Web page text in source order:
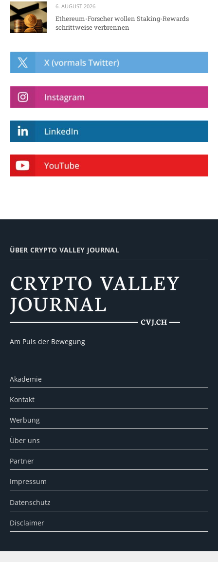
6. AUGUST 2026
Ethereum-Forscher wollen Staking-Rewards
schrittweise verbrennen
ÜBER CRYPTO VALLEY JOURNAL
Am Puls der Bewegung
Akademie
Kontakt
Werbung
Über uns
Partner
Impressum
Datenschutz
Disclaimer